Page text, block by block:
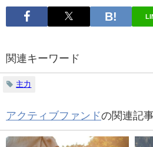
関連キーワード
主力
アクティブファンドの関連記